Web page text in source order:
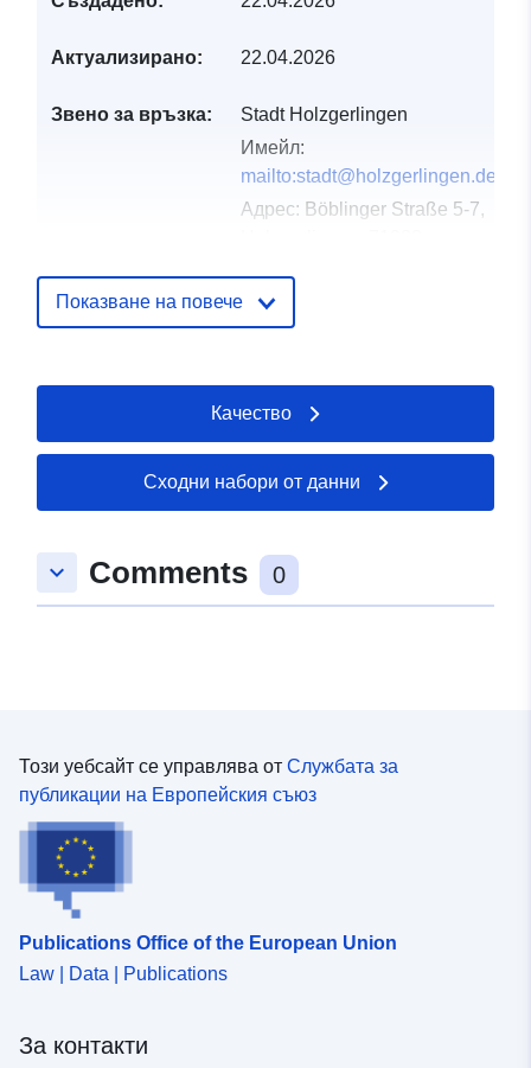
Актуализирано: 22.04.2026
Звено за връзка:
Stadt Holzgerlingen
Имейл:
mailto:stadt@holzgerlingen.de
Адрес: Böblinger Straße 5-7,
URL адрес:
http://www.holzgerlingen.de
Каталожен
Добавено към data.europa.eu:
May 2026
Актуализирана на
25 July 2026
:
48.6451622 ], [ 9.0312585,
48.6451622 ], [ 9.0312585,
Съответства на:
Ресурси:
http://data.europa.eu/eli/reg/2009/
uriRef:
Показване на повече
Качество
Сходни набори от данни
keyboard_arrow_down Comments 0
Този уебсайт се управлява от Службата за
публикации на Европейския съюз
Publications Office of the European Union
Law | Data | Publications
За контакти